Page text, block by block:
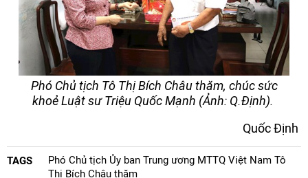
Phó Chủ tịch Tô Thị Bích Châu thăm, chúc sức
khoẻ Luật sư Triệu Quốc Mạnh (Ảnh: Q.Định).
Quốc Định
TAGS
Phó Chủ tịch Ủy ban Trung ương MTTQ Việt Nam Tô
Thị Bích Châu thăm